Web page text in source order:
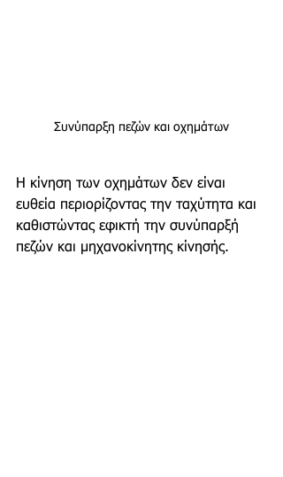
Συνύπαρξη πεζών και οχημάτων
Η κίνηση των οχημάτων δεν είναι
ευθεία περιορίζοντας την ταχύτητα και
καθιστώντας εφικτή την συνύπαρξή
πεζών και μηχανοκίνητης κίνησής.